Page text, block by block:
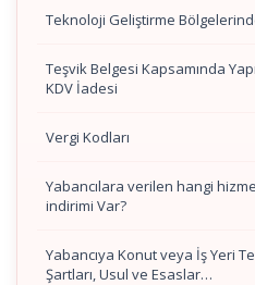
Teknoloji Geliştirme
Teşvik Belgesi Kapsamında
KDV İadesi
Vergi Kodları
Yabancılara verilen hangi
indirimi Var?
Yabancıya Konut veya İş Yeri
Şartları, Usul ve Esaslar…